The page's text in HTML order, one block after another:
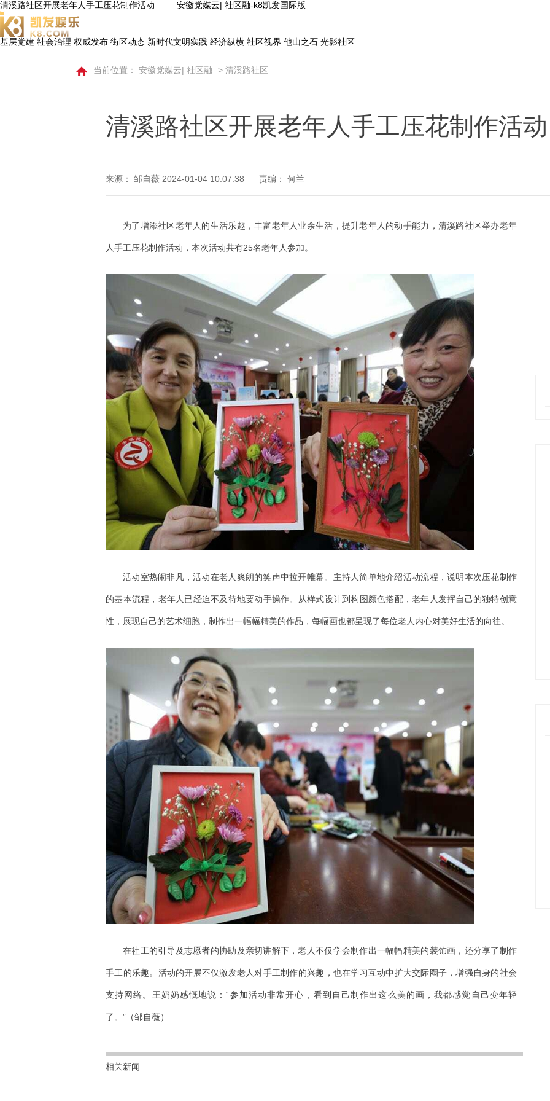
清溪路社区开展老年人手工压花制作活动 —— 安徽党媒云| 社区融-k8凯发国际版
基层党建 社会治理 权威发布 街区动态 新时代文明实践 经济纵横 社区视界 他山之石 光影社区
当前位置： 安徽党媒云| 社区融 > 清溪路社区
清溪路社区开展老年人手工压花制作活动
来源： 邹自薇 2024-01-04 10:07:38 责编： 何兰
为了增添社区老年人的生活乐趣，丰富老年人业余生活，提升老年人的动手能力，清溪路社区举办老年
人手工压花制作活动，本次活动共有25名老年人参加。
活动室热闹非凡，活动在老人爽朗的笑声中拉开帷幕。主持人简单地介绍活动流程，说明本次压花制作
的基本流程，老年人已经迫不及待地要动手操作。从样式设计到构图颜色搭配，老年人发挥自己的独特创意
性，展现自己的艺术细胞，制作出一幅幅精美的作品，每幅画也都呈现了每位老人内心对美好生活的向往。
在社工的引导及志愿者的协助及亲切讲解下，老人不仅学会制作出一幅幅精美的装饰画，还分享了制作
手工的乐趣。活动的开展不仅激发老人对手工制作的兴趣，也在学习互动中扩大交际圈子，增强自身的社会
支持网络。王奶奶感慨地说：“参加活动非常开心，看到自己制作出这么美的画，我都感觉自己变年轻
了。”（邹自薇）
相关新闻